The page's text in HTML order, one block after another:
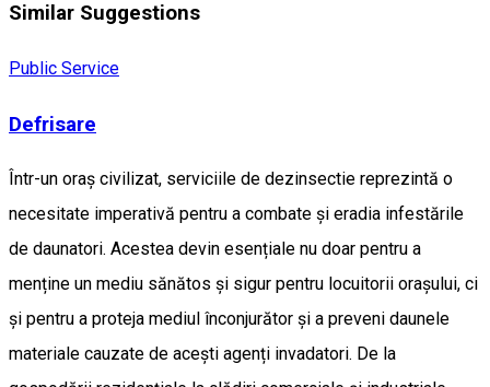
Similar Suggestions
Public Service
Defrisare
Într-un oraș civilizat, serviciile de dezinsectie reprezintă o
necesitate imperativă pentru a combate și eradia infestările
de daunatori. Acestea devin esențiale nu doar pentru a
menține un mediu sănătos și sigur pentru locuitorii orașului, ci
și pentru a proteja mediul înconjurător și a preveni daunele
materiale cauzate de acești agenți invadatori. De la